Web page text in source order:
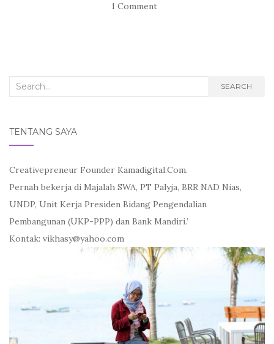
1 Comment
Search
SEARCH
TENTANG SAYA
Creativepreneur Founder Kamadigital.Com.
Pernah bekerja di Majalah SWA, PT Palyja, BRR NAD Nias,
UNDP, Unit Kerja Presiden Bidang Pengendalian
Pembangunan (UKP-PPP) dan Bank Mandiri.’
Kontak: vikhasy@yahoo.com